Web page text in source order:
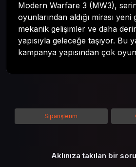
Modern Warfare 3 (MW3),
oyunlarından aldığı mirası
mekanik gelişimler ve daha
yapısıyla geleceğe taşıyor. Bu
kampanya yapısından çok
kadar her şeyi kapsamaya
içeriği boyunca Call of Duty
detaylarına inilecek ve steam
kullanımının avantajlarından
Siparişlerim
Aklınıza takılan bir